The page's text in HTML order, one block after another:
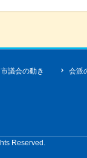
市議会の動き
会派
Reserved.